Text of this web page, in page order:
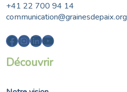
+41 22 700 94 14
communication@grainesdepaix.org
Facebook
Instagram
LinkedIn
YouTube
Découvrir